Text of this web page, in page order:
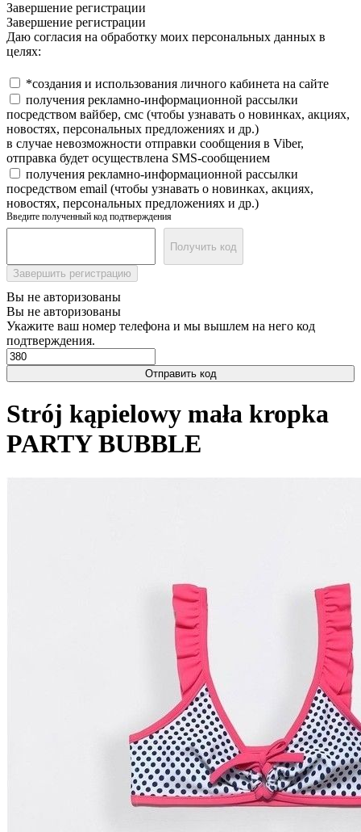
Завершение регистрации
Завершение регистрации
Даю согласия на обработку моих персональных данных в
целях:
*создания и использования личного кабинета на сайте
получения рекламно-информационной рассылки
посредством вайбер, смс (чтобы узнавать о новинках, акциях,
новостях, персональных предложениях и др.)
в случае невозможности отправки сообщения в Viber,
отправка будет осуществлена SMS-сообщением
получения рекламно-информационной рассылки
посредством email (чтобы узнавать о новинках, акциях,
новостях, персональных предложениях и др.)
Введите полученный код подтверждения
Получить код
Завершить регистрацию
Вы не авторизованы
Вы не авторизованы
Укажите ваш номер телефона и мы вышлем на него код
подтверждения.
Отправить код
Strój kąpielowy mała kropka
PARTY BUBBLE